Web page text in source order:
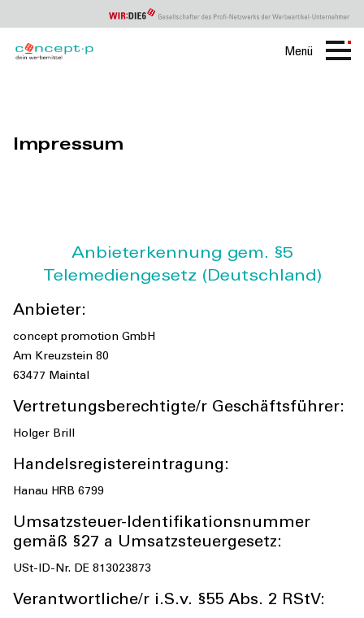
Menü
PImpressum
Anbieterkennung gem. §5
Telemediengesetz (Deutschland)
Anbieter:
concept promotion GmbH
Am Kreuzstein 80
63477 Maintal
Vertretungsberechtigte/r Geschäftsführer:
Holger Brill
Handelsregistereintragung:
Hanau HRB 6799
Umsatzsteuer-Identifikationsnummer
gemäß §27 a Umsatzsteuergesetz:
USt-ID-Nr. DE 813023873
Verantwortliche/r i.S.v. §55 Abs. 2 RStV: